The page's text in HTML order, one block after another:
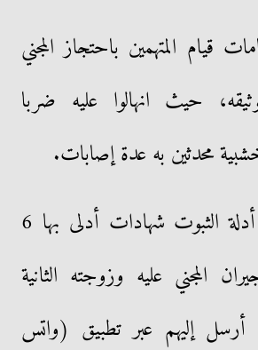
قيام المتهمين باحتجاز المجني
حيث انهالوا عليه ضربا
محدثين به عدة إصابات.
وتضمنت قائمة أدلة الثبوت شهادات أدلى بها 6
المجني عليه وزوجته الثانية
أرسل إليهم عبر تطبيق (واتس